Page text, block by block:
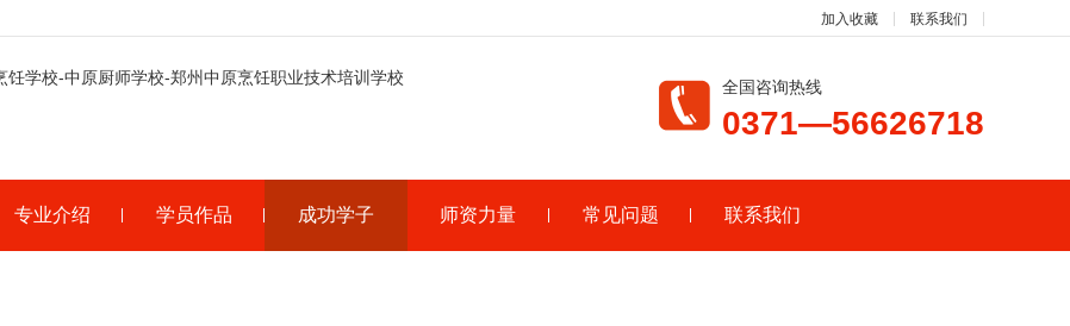
加入收藏 联系我们
全国咨询热线
0371—56626718
专业介绍 学员作品 成功学子 师资力量 常见问题 联系我们